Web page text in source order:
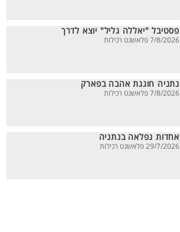
פסטיבל "יאללה גליל" יוצא לדרך
7/8/2026 פלאשנט רכילות
נתניה חוגגת אהבה בפארק
7/8/2026 פלאשנט רכילות
אחדות נפלאה בנתניה
29/7/2026 פלאשנט רכילות